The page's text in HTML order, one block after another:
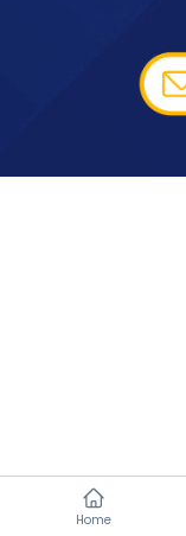
Home